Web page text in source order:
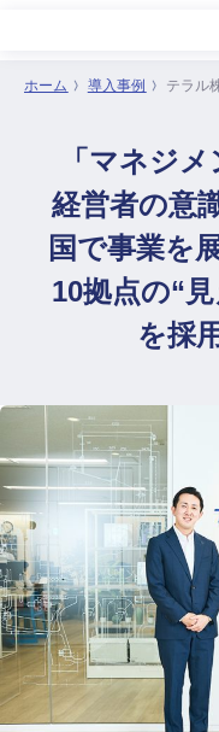
サービス
導入事例
セミナー
会社概要
ホーム 導入事例 テラル
「マネジ
経営者の意
国で事業を
10拠点の“
を採